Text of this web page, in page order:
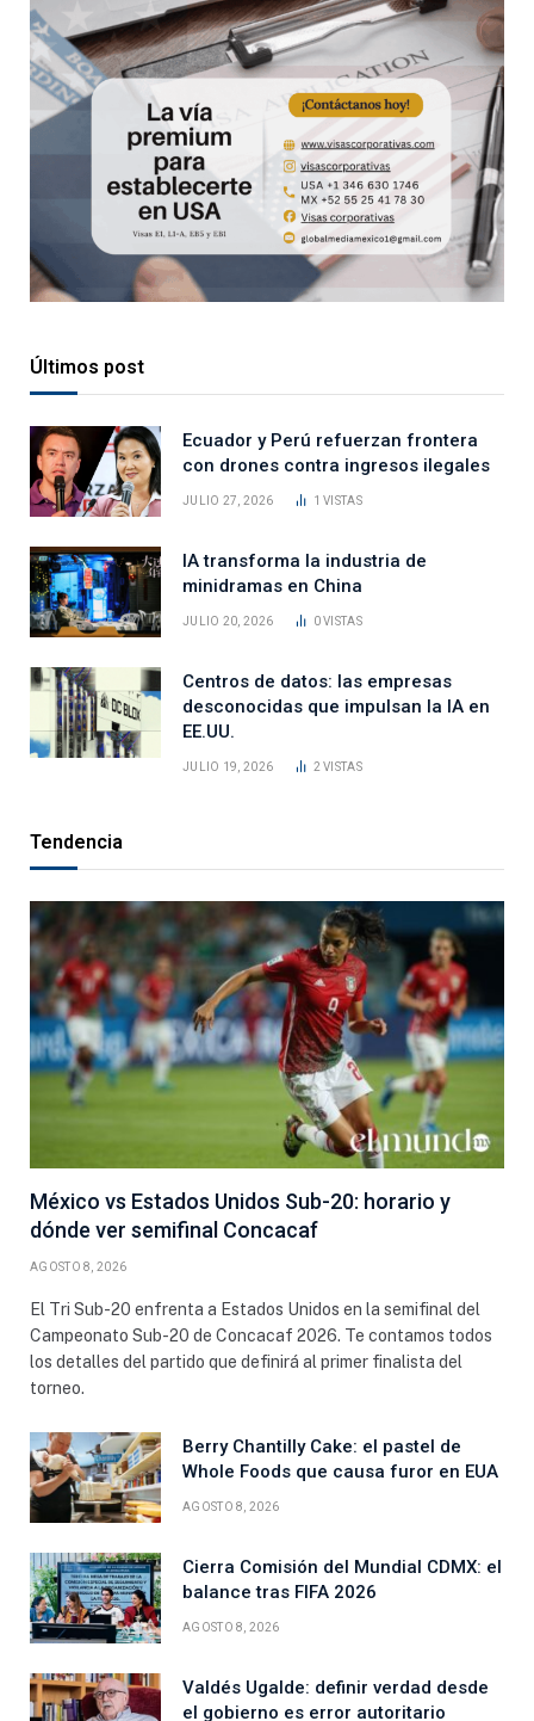
Últimos post
Ecuador y Perú refuerzan frontera
con drones contra ingresos ilegales
JULIO 27, 2026 1VISTAS
IA transforma la industria de
minidramas en China
JULIO 20, 2026 0VISTAS
Centros de datos: las empresas
desconocidas que impulsan la IA en
EE.UU.
JULIO 19, 2026 2VISTAS
Tendencia
México vs Estados Unidos Sub-20: horario y
dónde ver semifinal Concacaf
AGOSTO 8, 2026
El Tri Sub-20 enfrenta a Estados Unidos en la semifinal del
Campeonato Sub-20 de Concacaf 2026. Te contamos todos
los detalles del partido que definirá al primer finalista del
torneo.
Berry Chantilly Cake: el pastel de
Whole Foods que causa furor en EUA
AGOSTO 8, 2026
Cierra Comisión del Mundial CDMX: el
balance tras FIFA 2026
AGOSTO 8, 2026
Valdés Ugalde: definir verdad desde
el gobierno es error autoritario